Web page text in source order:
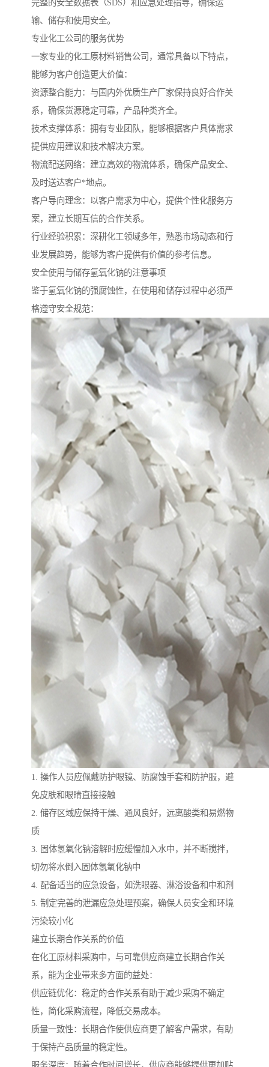
完整的安全数据表（SDS）和应急处理指导，确保运
输、储存和使用安全。
专业化工公司的服务优势
一家专业的化工原材料销售公司，通常具备以下特点，
能够为客户创造更大价值：
资源整合能力：与国内外优质生产厂家保持良好合作关
系，确保货源稳定可靠，产品种类齐全。
技术支撑体系：拥有专业团队，能够根据客户具体需求
提供应用建议和技术解决方案。
物流配送网络：建立高效的物流体系，确保产品安全、
及时送达客户*地点。
客户导向理念：以客户需求为中心，提供个性化服务方
案，建立长期互信的合作关系。
行业经验积累：深耕化工领域多年，熟悉市场动态和行
业发展趋势，能够为客户提供有价值的参考信息。
安全使用与储存氢氧化钠的注意事项
鉴于氢氧化钠的强腐蚀性，在使用和储存过程中必须严
格遵守安全规范：
1. 操作人员应佩戴防护眼镜、防腐蚀手套和防护服，避
免皮肤和眼睛直接接触
2. 储存区域应保持干燥、通风良好，远离酸类和易燃物
质
3. 固体氢氧化钠溶解时应缓慢加入水中，并不断搅拌，
切勿将水倒入固体氢氧化钠中
4. 配备适当的应急设备，如洗眼器、淋浴设备和中和剂
5. 制定完善的泄漏应急处理预案，确保人员安全和环境
污染较小化
建立长期合作关系的价值
在化工原材料采购中，与可靠供应商建立长期合作关
系，能为企业带来多方面的益处：
供应链优化：稳定的合作关系有助于减少采购不确定
性，简化采购流程，降低交易成本。
质量一致性：长期合作使供应商更了解客户需求，有助
于保持产品质量的稳定性。